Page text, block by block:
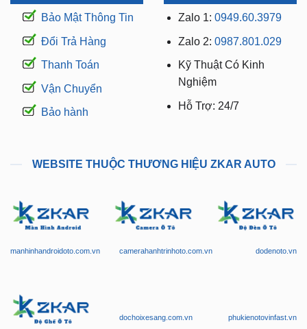
Bảo Mật Thông Tin
Đổi Trả Hàng
Thanh Toán
Vận Chuyển
Bảo hành
Zalo 1: 0949.60.3979
Zalo 2: 0987.801.029
Kỹ Thuật Có Kinh
Nghiệm
Hỗ Trợ: 24/7
WEBSITE THUỘC THƯƠNG HIỆU ZKAR AUTO
manhinhandroidoto.com.vn camerahanhtrinhoto.com.vn dodenoto.vn
dochoixesang.com.vn phukienotovinfast.vn